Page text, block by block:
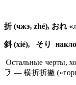
折 (чжэ, zhé), おれ
斜 (xié), そり
Остальные черты,
㇋ — 横折折撇